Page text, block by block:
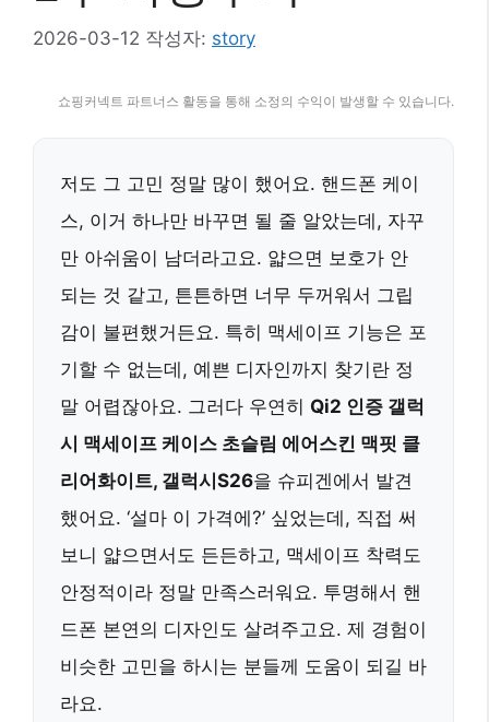
2026-03-12 작성자: story
쇼핑커넥트 파트너스 활동을 통해 소정의 수익이 발생할 수 있습니다.
저도 그 고민 정말 많이 했어요. 핸드폰 케이
스, 이거 하나만 바꾸면 될 줄 알았는데, 자꾸
만 아쉬움이 남더라고요. 얇으면 보호가 안
되는 것 같고, 튼튼하면 너무 두꺼워서 그립
감이 불편했거든요. 특히 맥세이프 기능은 포
기할 수 없는데, 예쁜 디자인까지 찾기란 정
말 어렵잖아요. 그러다 우연히 Qi2 인증 갤럭
시 맥세이프 케이스 초슬림 에어스킨 맥핏 클
리어화이트, 갤럭시S26을 슈피겐에서 발견
했어요. ‘설마 이 가격에?’ 싶었는데, 직접 써
보니 얇으면서도 든든하고, 맥세이프 착력도
안정적이라 정말 만족스러워요. 투명해서 핸
드폰 본연의 디자인도 살려주고요. 제 경험이
비슷한 고민을 하시는 분들께 도움이 되길 바
라요.